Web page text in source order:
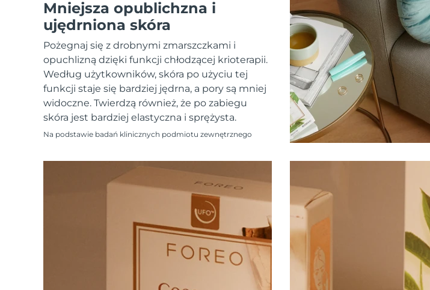
Mniejsza opublichzna i
ujędrniona skóra
Pożegnaj się z drobnymi zmarszczkami i
opuchlizną dzięki funkcji chłodzącej krioterapii.
Według użytkowników, skóra po użyciu tej
funkcji staje się bardziej jędrna, a pory są mniej
widoczne. Twierdzą również, że po zabiegu
skóra jest bardziej elastyczna i sprężysta.
Na podstawie badań klinicznych podmiotu zewnętrznego
All acne treatment devices
All revitalizing eye massagers
Pielęgnacja skóry KIWI™
Advanced pore care essentials
LUNA™ Dual-Peptide Scalp
Serum
issa™ Teeth Whitening Gel
18% PAP
Kosmetyki Mężczyźni
Kupuj